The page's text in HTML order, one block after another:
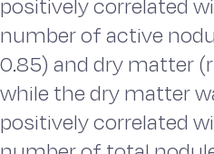
positively correlated
number of active
0.85) and dry matter
while the dry matter
positively correlated